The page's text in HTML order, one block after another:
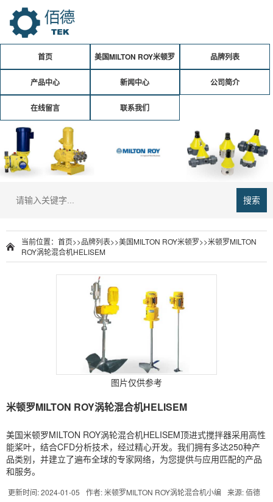
首页 美国MILTON ROY米顿罗 品牌列表
产品中心 新闻中心 公司简介
在线留言 联系我们
搜索
当前位置： 首页>>品牌列表>>美国MILTON ROY米顿罗>>米顿罗MILTON
ROY涡轮混合机HELISEM
图片仅供参考
米顿罗MILTON ROY涡轮混合机HELISEM
美国米顿罗MILTON ROY涡轮混合机HELISEM顶进式搅拌器采用高性
能桨叶，结合CFD分析技术，经过精心开发。我们拥有多达250种产
品类别，并建立了遍布全球的专家网络，为您提供与应用匹配的产品
和服务。
更新时间: 2024-01-05 作者: 米顿罗MILTON ROY涡轮混合机小编 来源: 佰德